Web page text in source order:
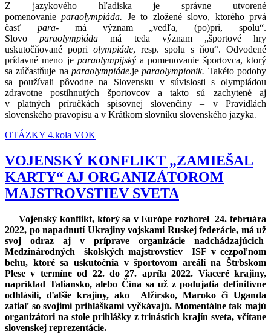
Z jazykového hľadiska je správne utvorené
pomenovanieparaolympiáda. Je to zložené slovo, ktorého prvá
časť para- má význam „vedľa, (po)pri, spolu“.
Slovoparaolympiádamá teda význam „športové hry
uskutočňované popri olympiáde, resp. spolu s ňou“. Odvodené
prídavné meno je paraolympijskýa pomenovanie športovca, ktorý
sa zúčastňuje na paraolympiáde,jeparaolympionik. Takéto podoby
sa používali pôvodne na Slovensku v súvislosti s olympiádou
zdravotne postihnutých športovcov a takto sú zachytené aj
v platných príručkách spisovnej slovenčiny – v Pravidlách
slovenského pravopisu a v Krátkom slovníku slovenského jazyka.
OTÁZKY 4.kola VOK
VOJENSKÝ KONFLIKT „ZAMIEŠAL
KARTY“ AJ ORGANIZÁTOROM
MAJSTROVSTIEV SVETA
Vojenský konflikt, ktorý sa v Európe rozhorel 24. februára
2022, po napadnutí Ukrajiny vojskami Ruskej federácie, má už
svoj odraz aj v príprave organizácie nadchádzajúcich
Medzinárodných školských majstrovstiev ISF v cezpoľnom
behu, ktoré sa uskutočnia v športovom areáli na Štrbskom
Plese v termíne od 22. do 27. apríla 2022. Viaceré krajiny,
napríklad Taliansko, alebo Čína sa už z podujatia definitívne
odhlásili, ďalšie krajiny, ako Alžírsko, Maroko či Uganda
zatiaľ so svojimi prihláškami vyčkávajú. Momentálne tak majú
organizátori na stole prihlášky z trinástich krajín sveta, včítane
slovenskej reprezentácie.